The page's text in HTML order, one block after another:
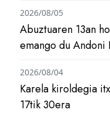
Abuztuaren 13an
emango du Andoni
2026/08/05
Karela kiroldegia
17tik 30era
2026/08/04